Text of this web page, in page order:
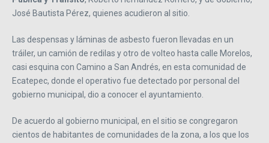
José Bautista Pérez, quienes acudieron al sitio.
Las despensas y láminas de asbesto fueron llevadas en un
tráiler, un camión de redilas y otro de volteo hasta calle Morelos,
casi esquina con Camino a San Andrés, en esta comunidad de
Ecatepec, donde el operativo fue detectado por personal del
gobierno municipal, dio a conocer el ayuntamiento.
De acuerdo al gobierno municipal, en el sitio se congregaron
cientos de habitantes de comunidades de la zona, a los que los